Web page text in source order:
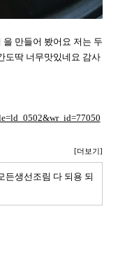
만들어 봤어요 저는 두
도딱 너무맛있네요 감사
[더보기]
든생선조림 다 되용 되